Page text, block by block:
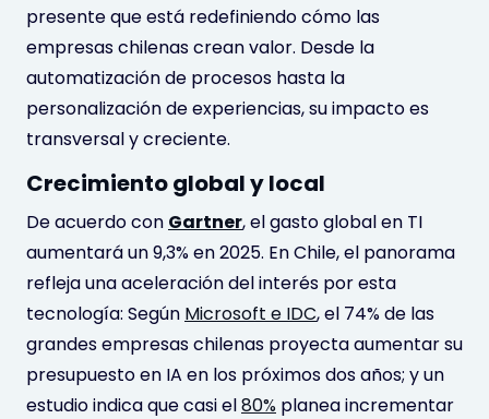
presente que está redefiniendo cómo las
empresas chilenas crean valor. Desde la
automatización de procesos hasta la
personalización de experiencias, su impacto es
transversal y creciente.
Crecimiento global y local
De acuerdo con Gartner, el gasto global en TI
aumentará un 9,3% en 2025. En Chile, el panorama
refleja una aceleración del interés por esta
tecnología: Según Microsoft e IDC, el 74% de las
grandes empresas chilenas proyecta aumentar su
presupuesto en IA en los próximos dos años; y un
estudio indica que casi el80% planea incrementar